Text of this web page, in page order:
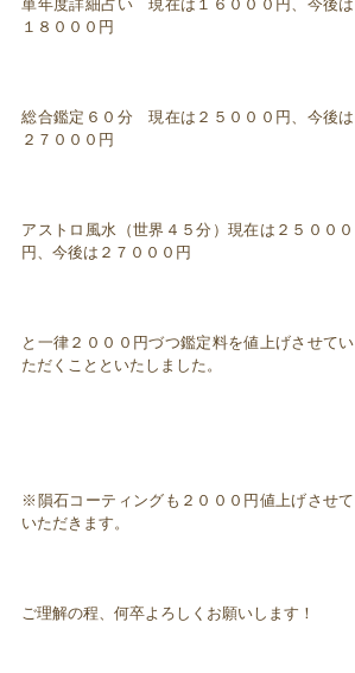
単年度詳細占い 現在は１６０００円、今後は
１８０００円
総合鑑定６０分 現在は２５０００円、今後は
２７０００円
アストロ風水（世界４５分）現在は２５０００
円、今後は２７０００円
と一律２０００円づつ鑑定料を値上げさせてい
ただくことといたしました。
※隕石コーティングも２０００円値上げさせて
いただきます。
ご理解の程、何卒よろしくお願いします！